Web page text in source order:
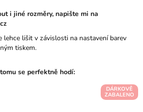
i jiné rozměry, napište mi na
lehce lišit v závislosti na nastavení barev
tiskem.
DÁRKOVĚ
ZABALENO